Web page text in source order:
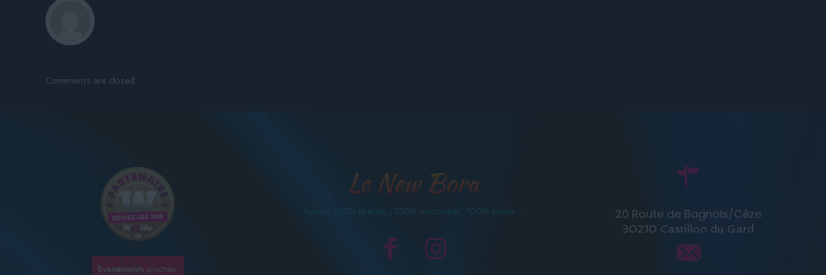
Comments are closed.
Le New Bora
Sauna 100% libertin…100% rencontre…100% plaisir… 20 Route de Bagnols/Cèze
30210 Castillon du Gard